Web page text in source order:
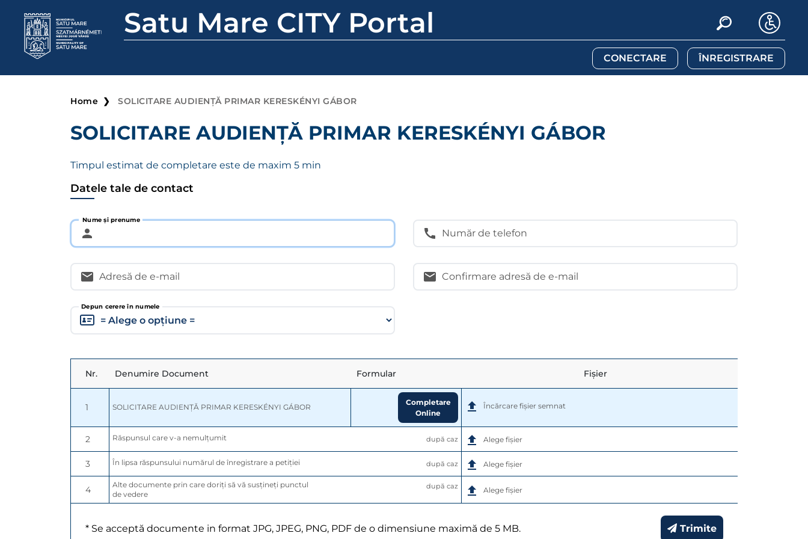
Satu Mare CITY Portal
CONECTARE ÎNREGISTRARE
Home SOLICITARE AUDIENȚĂ PRIMAR KERESKÉNYI GÁBOR
SOLICITARE AUDIENȚĂ PRIMAR KERESKÉNYI GÁBOR
Timpul estimat de completare este de maxim 5 min
Datele tale de contact
Nume și prenume
Număr de telefon
Adresă de e-mail Confirmare adresă de e-mail
Depun cerere în numele
Nr. Denumire Document Formular Fișier
1 SOLICITARE AUDIENȚĂ PRIMAR KERESKÉNYI GÁBOR
Completare
Online
Încărcare fișier semnat
2 după caz
Răspunsul care v-a nemulțumit Alege fișier
3 după caz
În lipsa răspunsului numărul de înregistrare a petiției Alege fișier
4 după caz
Alte documente prin care doriți să vă susțineți punctul
de vedere
Alege fișier
* Se acceptă documente in format JPG, JPEG, PNG, PDF de o dimensiune maximă de 5 MB. Trimite